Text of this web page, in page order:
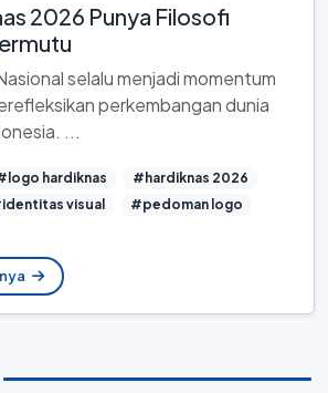
2026 Punya Filosofi
selalu menjadi momentum
perkembangan dunia
...
hardiknas
#hardiknas 2026
visual #pedoman logo